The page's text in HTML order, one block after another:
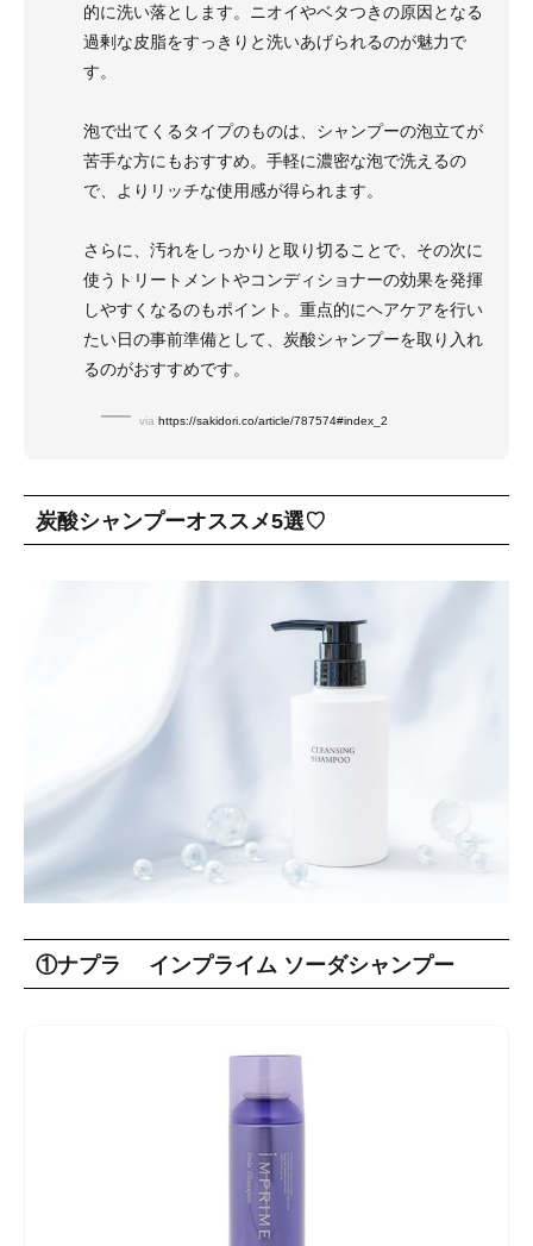
的に洗い落とします。ニオイやベタつきの原因となる
過剰な皮脂をすっきりと洗いあげられるのが魅力で
す。
泡で出てくるタイプのものは、シャンプーの泡立てが
苦手な方にもおすすめ。手軽に濃密な泡で洗えるの
で、よりリッチな使用感が得られます。
さらに、汚れをしっかりと取り切ることで、その次に
使うトリートメントやコンディショナーの効果を発揮
しやすくなるのもポイント。重点的にヘアケアを行い
たい日の事前準備として、炭酸シャンプーを取り入れ
るのがおすすめです。
via https://sakidori.co/article/787574#index_2
炭酸シャンプーオススメ5選♡
①ナプラ インプライム ソーダシャンプー